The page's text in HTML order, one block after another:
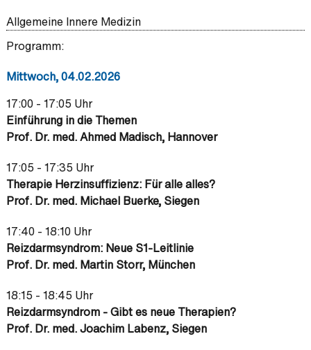
Allgemeine Innere Medizin
Programm:
Mittwoch, 04.02.2026
17:00 - 17:05 Uhr
Einführung in die Themen
Prof. Dr. med. Ahmed Madisch, Hannover
17:05 - 17:35 Uhr
Therapie Herzinsuffizienz: Für alle alles?
Prof. Dr. med. Michael Buerke, Siegen
17:40 - 18:10 Uhr
Reizdarmsyndrom: Neue S1-Leitlinie
Prof. Dr. med. Martin Storr, München
18:15 - 18:45 Uhr
Reizdarmsyndrom - Gibt es neue Therapien?
Prof. Dr. med. Joachim Labenz, Siegen